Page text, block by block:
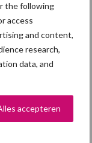
the following
access
and content,
research,
data, and
accepteren